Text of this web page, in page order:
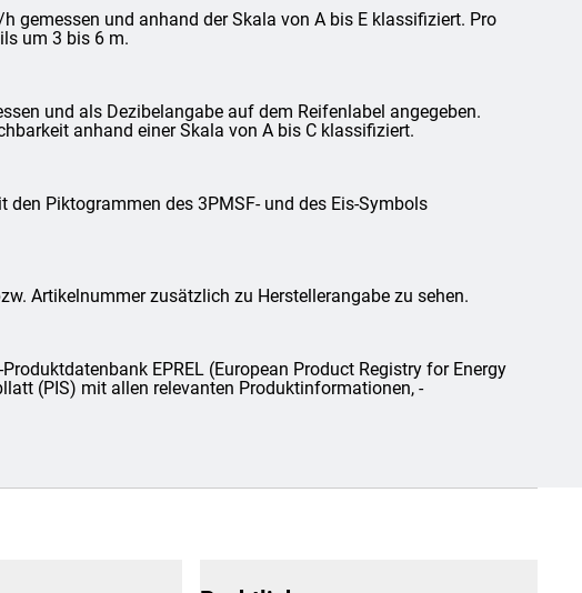
gemessen und anhand der Skala von A bis E klassifiziert. Pro
um 3 bis 6 m.
und als Dezibelangabe auf dem Reifenlabel angegeben.
anhand einer Skala von A bis C klassifiziert.
den Piktogrammen des 3PMSF- und des Eis-Symbols
Artikelnummer zusätzlich zu Herstellerangabe zu sehen.
EPREL (European Product Registry for Energy
(PIS) mit allen relevanten Produktinformationen, -